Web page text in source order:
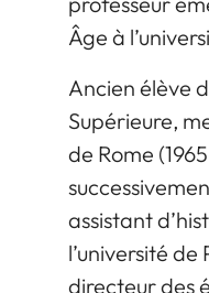
Âge à
Ancien élève
Supérieure,
de Rome
assistant
l’université de
directeur des